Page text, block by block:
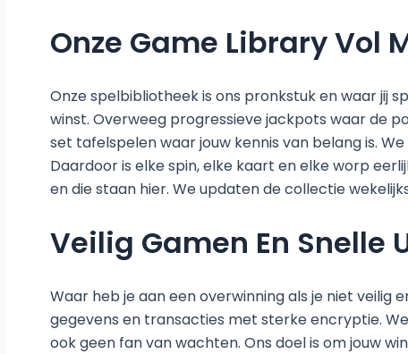
Onze Game Library Vol
Onze spelbibliotheek is ons pronkstuk en waar jij
winst. Overweeg progressieve jackpots waar de
set tafelspelen waar jouw kennis van belang is.
Daardoor is elke spin, elke kaart en elke worp
en die staan hier. We updaten de collectie
Veilig Gamen En Snelle
Waar heb je aan een overwinning als je niet veilig
gegevens en transacties met sterke encryptie.
ook geen fan van wachten. Ons doel is om jouw